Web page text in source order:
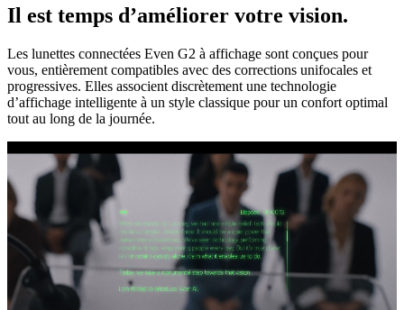
Il est temps d’améliorer votre vision.
Les lunettes connectées Even G2 à affichage sont conçues pour
vous, entièrement compatibles avec des corrections unifocales et
progressives. Elles associent discrètement une technologie
d’affichage intelligente à un style classique pour un confort optimal
tout au long de la journée.